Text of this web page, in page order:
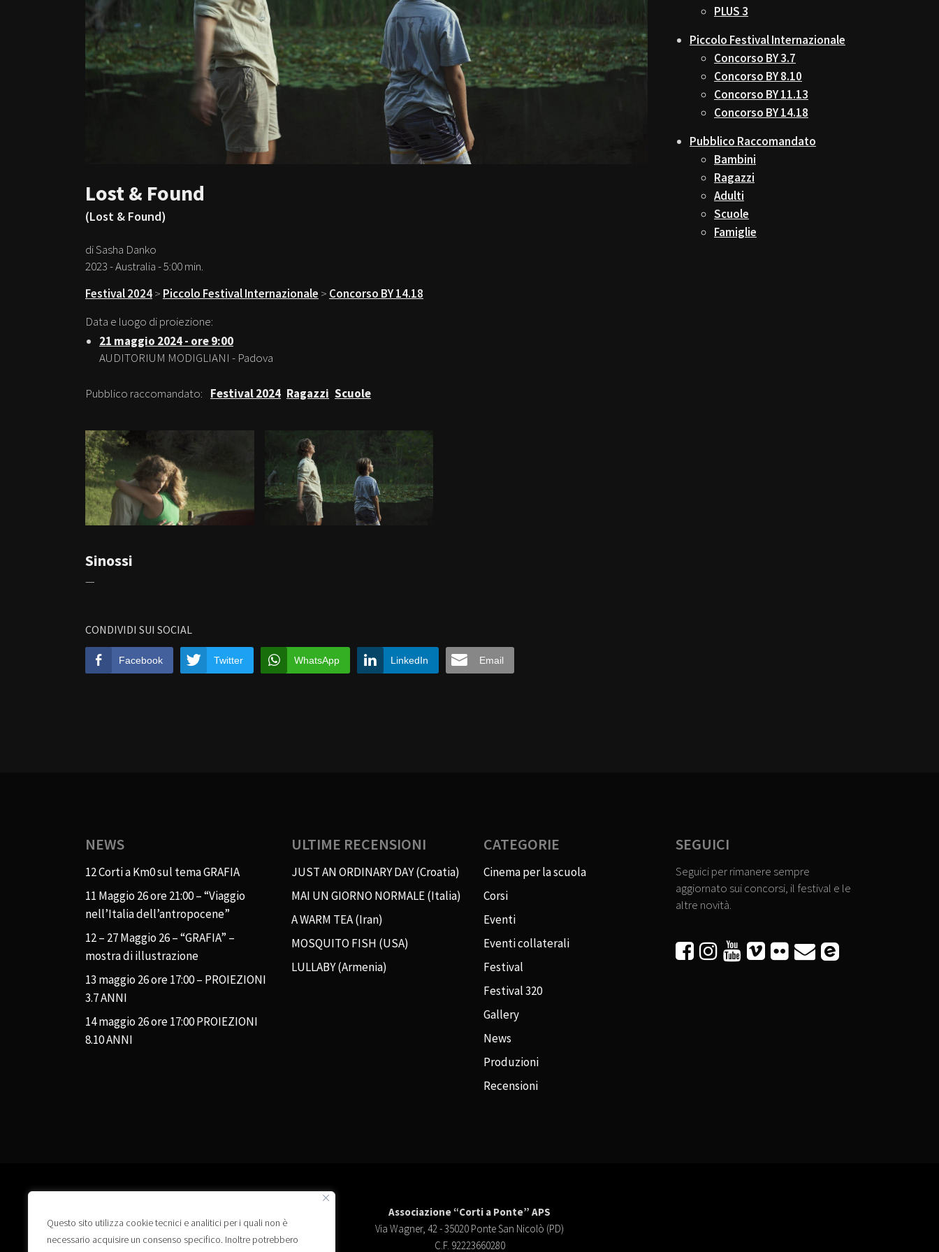
Questo sito utilizza cookie tecnici e analitici per i quali non è
necessario acquisire un consenso specifico. Inoltre potrebbero
Lost & Found
(Lost & Found)
di Sasha Danko
2023 - Australia - 5:00 min.
Festival 2024> Piccolo Festival Internazionale > Concorso BY 14.18
Data e luogo di proiezione:
21 maggio 2024 - ore 9:00
AUDITORIUM MODIGLIANI - Padova
Pubblico raccomandato: Festival 2024 Ragazzi Scuole
Sinossi
—
CONDIVIDI SUI SOCIAL
Facebook Twitter WhatsApp LinkedIn Email
PLUS 3
Piccolo Festival Internazionale
Concorso BY 3.7
Concorso BY 8.10
Concorso BY 11.13
Concorso BY 14.18
Pubblico Raccomandato
Bambini
Ragazzi
Adulti
Scuole
Famiglie
NEWS
12 Corti a Km0 sul tema GRAFIA
11 Maggio 26 ore 21:00 – “Viaggio
nell’Italia dell’antropocene”
12 – 27 Maggio 26 – “GRAFIA” –
mostra di illustrazione
13 maggio 26 ore 17:00 – PROIEZIONI
3.7 ANNI
14 maggio 26 ore 17:00 PROIEZIONI
8.10 ANNI
ULTIME RECENSIONI
JUST AN ORDINARY DAY (Croatia)
MAI UN GIORNO NORMALE (Italia)
A WARM TEA (Iran)
MOSQUITO FISH (USA)
LULLABY (Armenia)
CATEGORIE
Cinema per la scuola
Corsi
Eventi
Eventi collaterali
Festival
Festival 320
Gallery
News
Produzioni
Recensioni
SEGUICI
Seguici per rimanere sempre
aggiornato sui concorsi, il festival e le
altre novità.
     
Associazione “Corti a Ponte” APS
Via Wagner, 42 - 35020 Ponte San Nicolò (PD)
C.F. 92223660280